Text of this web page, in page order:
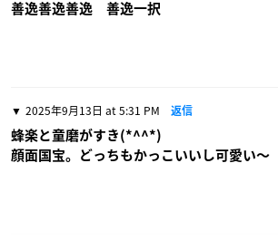
善逸善逸善逸 善逸一択
2025年9月13日 at 5:31 PM 返信
蜂楽と童磨がすき(*^^*)
顔面国宝。どっちもかっこいいし可愛い〜